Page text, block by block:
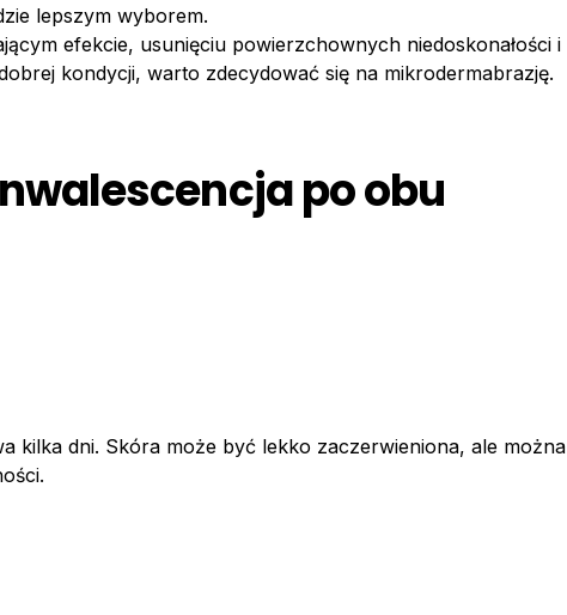
lepszym wyborem.
efekcie, usunięciu powierzchownych niedoskonałości i
kondycji, warto zdecydować się na mikrodermabrazję.
po obu
kilka dni. Skóra może być lekko zaczerwieniona, ale można